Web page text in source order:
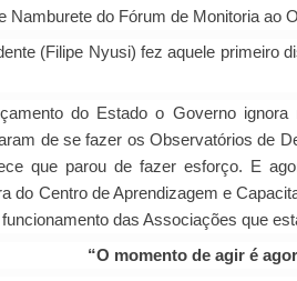
Namburete do Fórum de Monitoria ao
(Filipe Nyusi) fez aquele primeiro
do Estado o Governo
de se fazer os Observatórios de
que parou de fazer esforço. E
do Centro de Aprendizagem e
das Associações que
“O momento de agir é